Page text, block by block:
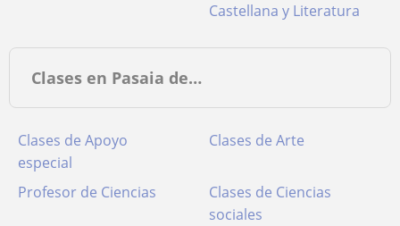
Castellana y Literatura
Clases en Pasaia de…
Clases de Apoyo
especial
Clases de Arte
Profesor de Ciencias
Clases de Ciencias
sociales